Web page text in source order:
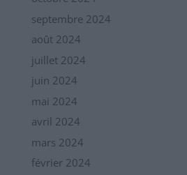
septembre 2024
août 2024
juillet 2024
juin 2024
mai 2024
avril 2024
mars 2024
février 2024